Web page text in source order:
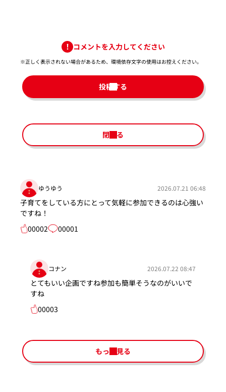
コメントを入力してください
※正しく表示されない場合があるため、環境依存文字の使用はお控えください。​
投稿する
閉じる
ゆうゆう 2026.07.21 06:48
子育てをしている方にとって気軽に参加できるのは心強い
ですね！
00002
00001
コナン 2026.07.22 08:47
とてもいい企画ですね参加も簡単そうなのがいいで
すね
00003
もっと見る